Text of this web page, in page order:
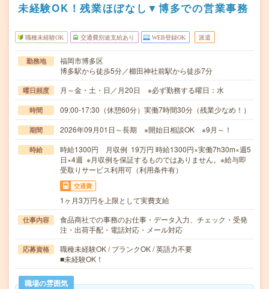
未経験OK！残業ほぼなし▼博多での営業事務
職種未経験OK 交通費別途支給あり WEB登録OK 派遣
勤務地
福岡市博多区
博多駅から徒歩5分／櫛田神社前駅から徒歩7分
曜日頻度 月～金・土・日／月20日 ※必ず勤務する曜日：水
時間 09:00-17:30（休憩60分）実働7時間30分（残業少なめ！）
期間 2026年09月01日～長期 ※開始日相談OK ※9月～！
時給
時給1300円 月収例 19万円 時給1300円×実働7h30m×週5
日×4週 ※月収例を保証するものではありません。※給与即
受取りサービス利用可（利用条件有）
交通費
1ヶ月3万円を上限として実費支給
仕事内容
食品商社での事務のお仕事・データ入力、チェック・受発
注・出荷手配・電話対応・メール対応
応募資格
職種未経験OK / ブランクOK / 英語力不要
■未経験OK！
職場の雰囲気